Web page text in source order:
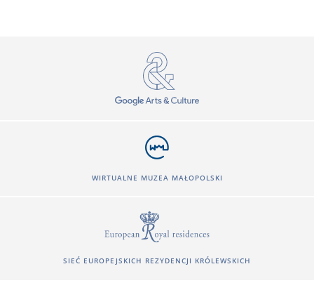
WIRTUALNE MUZEA MAŁOPOLSKI
SIEĆ EUROPEJSKICH REZYDENCJI KRÓLEWSKICH